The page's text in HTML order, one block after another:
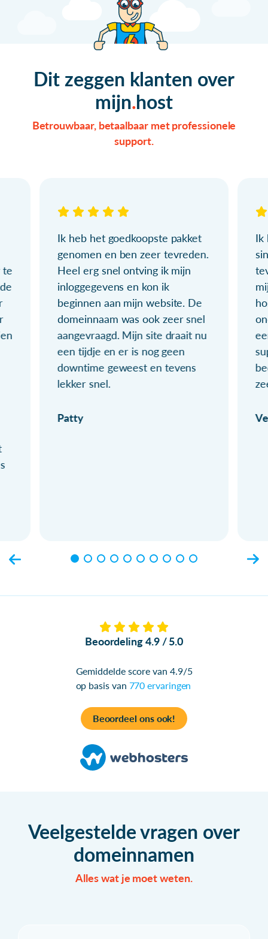
Dit zeggen klanten over
mijn host
Betrouwbaar, betaalbaar met professionele
support.
te
Ik heb het goedkoopste pakket
genomen en ben zeer tevreden.
Heel erg snel ontving ik mijn
inloggegevens en kon ik
beginnen aan mijn website. De
domeinnaam was ook zeer snel
aangevraagd. Mijn site draait nu
een tijdje en er is nog geen
downtime geweest en tevens
lekker snel.
Patty
Ik
Beoordeling 4.9 / 5.0
Gemiddelde score van 4.9/5
op basis van 770 ervaringen
Beoordeel ons ook!
Veelgestelde vragen over
domeinnamen
Alles wat je moet weten.